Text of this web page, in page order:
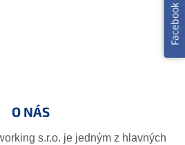
O NÁS
s.r.o. je jedným z hlavných
Facebook